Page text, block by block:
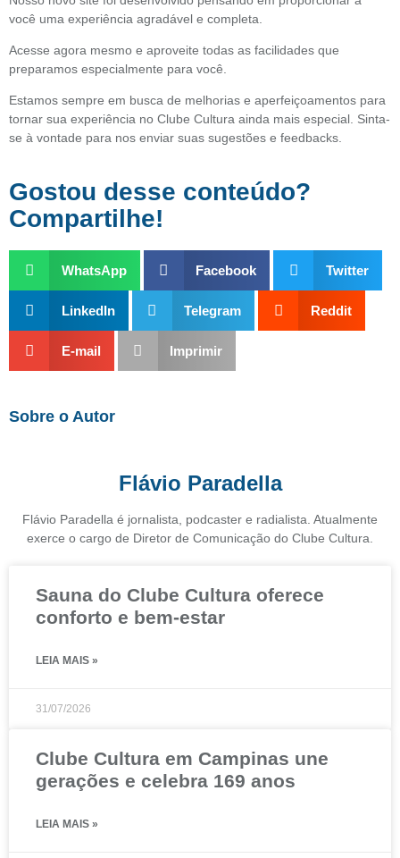
você uma experiência agradável e completa.
Acesse agora mesmo e aproveite todas as facilidades que
preparamos especialmente para você.
Estamos sempre em busca de melhorias e aperfeiçoamentos para
tornar sua experiência no Clube Cultura ainda mais especial. Sinta-
se à vontade para nos enviar suas sugestões e feedbacks.
Gostou desse conteúdo?
Compartilhe!
WhatsApp Facebook Twitter
LinkedIn Telegram Reddit
E-mail Imprimir
Sobre o Autor
Flávio Paradella
Flávio Paradella é jornalista, podcaster e radialista. Atualmente
exerce o cargo de Diretor de Comunicação do Clube Cultura.
Sauna do Clube Cultura oferece
conforto e bem-estar
LEIA MAIS »
31/07/2026
Clube Cultura em Campinas une
gerações e celebra 169 anos
LEIA MAIS »